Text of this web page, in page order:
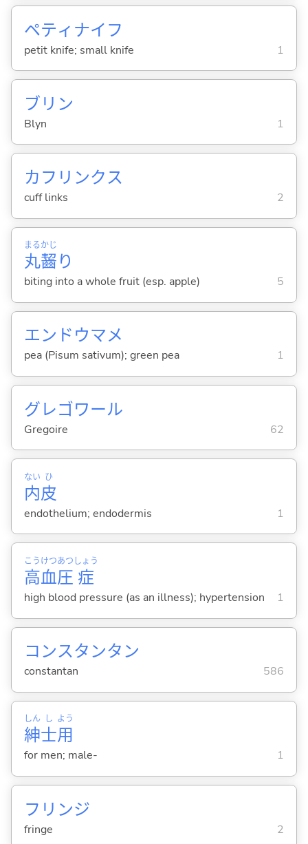
ペティナイフ
petit knife; small knife 1
ブリン
Blyn 1
カフリンクス
cuff links 2
丸
まる
齧
かじ
り
biting into a whole fruit (esp. apple) 5
エンドウマメ
pea (Pisum sativum); green pea 1
グレゴワール
Gregoire 62
内
ない
皮
ひ
endothelium; endodermis 1
高
こう
血
けつ
圧
あつ
症
しょう
high blood pressure (as an illness); hypertension 1
コンスタンタン
constantan 586
紳
しん
士
し
用
よう
for men; male- 1
フリンジ
fringe 2